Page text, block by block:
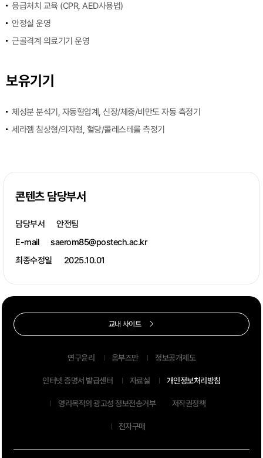
응급처치 교육 (CPR, AED사용법)
안정실 운영
근골격계 의료기기 운영
보유기기
체성분 분석기, 자동혈압계, 신장/체중/비만도 자동 측정기
세라젬 침상형/의자형, 혈당/콜레스테롤 측정기
콘텐츠 담당부서
담당부서
안전팀
E-mail
saerom85@postech.ac.kr
최종수정일
2025.10.01
연구윤리 옴부즈만 정보공개제도
인터넷 증명서 발급센터 자료실 개인정보처리방침
영리목적의 광고성 정보전송거부 저작권정책
전자구매
교내 사이트